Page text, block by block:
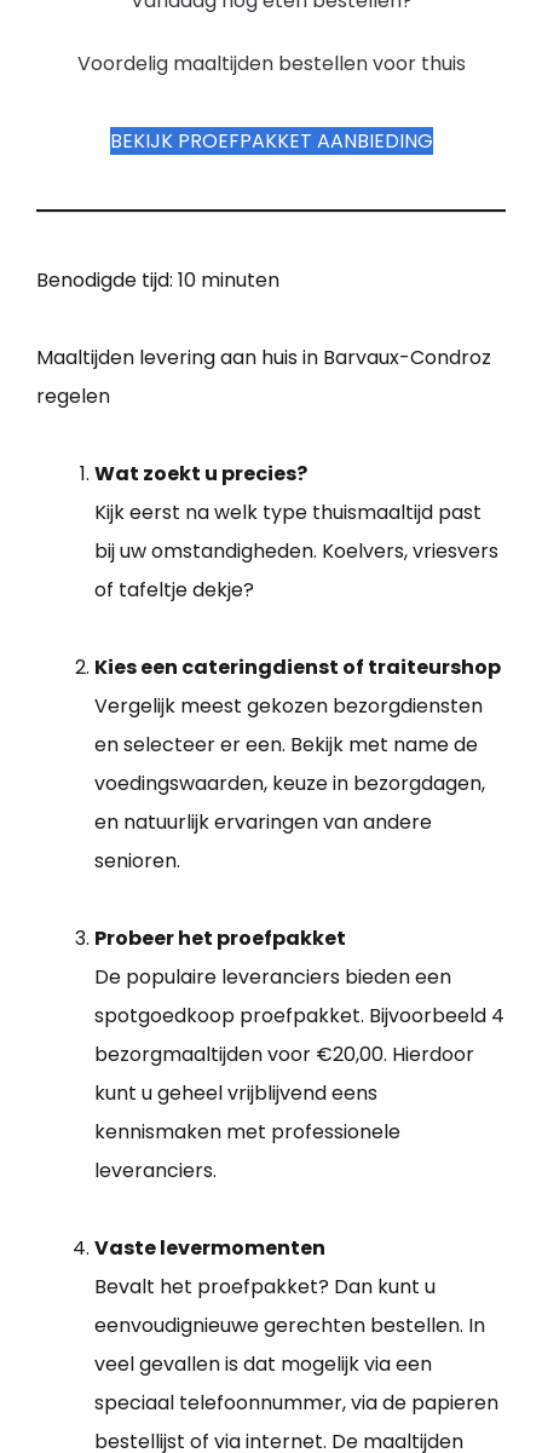
Voordelig maaltijden bestellen voor thuis
BEKIJK PROEFPAKKET AANBIEDING
Benodigde tijd: 10 minuten
Maaltijden levering aan huis in Barvaux-Condroz
regelen
Wat zoekt u precies?
Kijk eerst na welk type thuismaaltijd past
bij uw omstandigheden. Koelvers, vriesvers
of tafeltje dekje?
Kies een cateringdienst of traiteurshop
Vergelijk meest gekozen bezorgdiensten
en selecteer er een. Bekijk met name de
voedingswaarden, keuze in bezorgdagen,
en natuurlijk ervaringen van andere
senioren.
Probeer het proefpakket
De populaire leveranciers bieden een
spotgoedkoop proefpakket. Bijvoorbeeld 4
bezorgmaaltijden voor €20,00. Hierdoor
kunt u geheel vrijblijvend eens
kennismaken met professionele
leveranciers.
Vaste levermomenten
Bevalt het proefpakket? Dan kunt u
eenvoudignieuwe gerechten bestellen. In
veel gevallen is dat mogelijk via een
speciaal telefoonnummer, via de papieren
bestellijst of via internet. De maaltijden